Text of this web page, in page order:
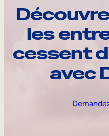
les
cessent
avec